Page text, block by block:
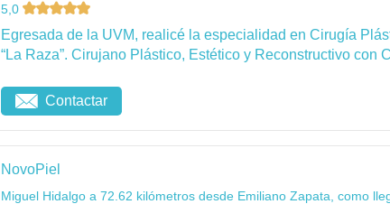
5,0
Egresada de la UVM, realicé la especialidad en Cirugía
“La Raza”. Cirujano Plástico, Estético y Reconstructivo con
Contactar
NovoPiel
Miguel Hidalgo a 72.62 kilómetros desde Emiliano Zapata, como